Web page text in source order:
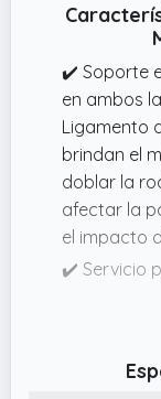
✔️ Soporte
en ambos
Ligamento
brindan el
doblar la
afectar la
el impacto
✔️ Servicio
✔️ Diseño